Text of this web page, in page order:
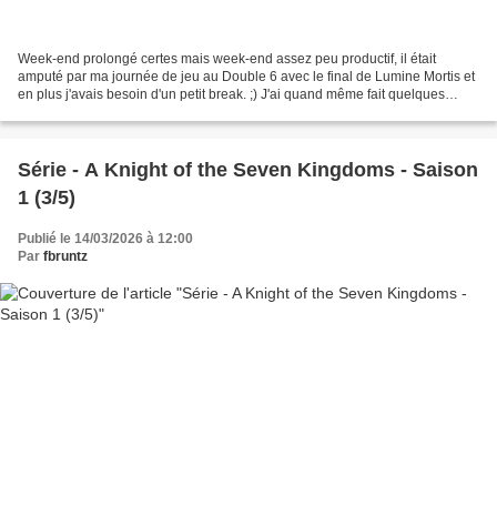
Week-end prolongé certes mais week-end assez peu productif, il était
amputé par ma journée de jeu au Double 6 avec le final de Lumine Mortis et
en plus j'avais besoin d'un petit break. ;) J'ai quand même fait quelques
Série - A Knight of the Seven Kingdoms - Saison
1 (3/5)
Publié le 14/03/2026 à 12:00
Par fbruntz